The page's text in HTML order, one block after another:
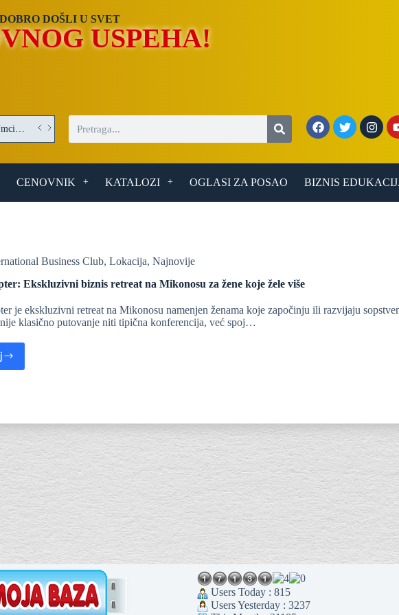
DOBRO DOŠLI U SVET
USPEHA!
Operater/Operaterka obrade optičkih elemenata – posao u Umci (Beograd)
CENOVNIK KATALOZI OGLASI ZA POSAO BIZNIS
Business Club, Lokacija, Najnovije
Ekskluzivni biznis retreat na Mikonosu za žene koje žele više
je ekskluzivni retreat na Mikonosu namenjen ženama koje započinju ili razvijaju
klasično putovanje niti tipična konferencija, već spoj…
Users Today : 815
Users Yesterday : 3237